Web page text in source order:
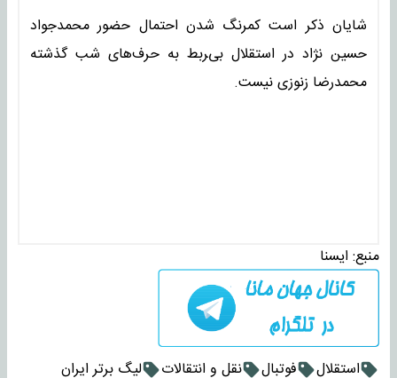
شایان ذکر است کمرنگ شدن احتمال حضور محمدجواد
حسین نژاد در استقلال بی‌‍ربط به حرف‌های شب گذشته
محمدرضا زنوزی نیست.
منبع: ايسنا
استقلال فوتبال نقل و انتقالات
لیگ برتر ایران